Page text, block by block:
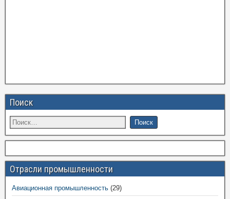
Поиск
Отрасли промышленности
Авиационная промышленность (29)